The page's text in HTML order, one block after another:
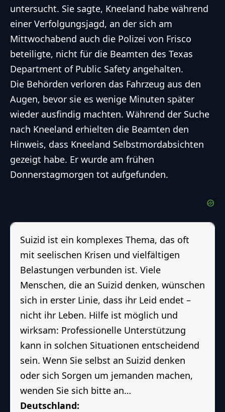
untersucht. Sie sagte, Kneeland habe während
einer Verfolgungsjagd, an der sich am
Mittwochabend auch die Polizei von Frisco
beteiligte, nicht für die Beamten des Texas
Department of Public Safety angehalten.
Die Behörden verloren das Fahrzeug aus den
Augen, bevor sie es wenige Minuten später
wieder ausfindig machten. Während der Suche
nach Kneeland erhielten die Beamten den
Hinweis, dass Kneeland Selbstmordabsichten
gezeigt habe. Er wurde am frühen
Donnerstagmorgen tot aufgefunden.
Suizid ist ein komplexes Thema, das oft
mit seelischen Krisen und vielfältigen
Belastungen verbunden ist. Viele
Menschen, die an Suizid denken, wünschen
sich in erster Linie, dass ihr Leid endet –
nicht ihr Leben. Hilfe ist möglich und
wirksam: Professionelle Unterstützung
kann in solchen Situationen entscheidend
sein. Wenn Sie selbst an Suizid denken
oder sich Sorgen um jemanden machen,
wenden Sie sich bitte an…
Deutschland: